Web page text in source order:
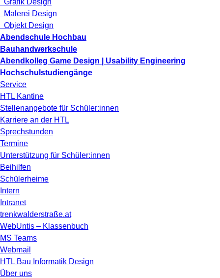
Grafik Design
Malerei Design
Objekt Design
Abendschule Hochbau
Bauhandwerkschule
Abendkolleg Game Design | Usability Engineering
Hochschulstudiengänge
Service
HTL Kantine
Stellenangebote für Schüler:innen
Karriere an der HTL
Sprechstunden
Termine
Unterstützung für Schüler:innen
Beihilfen
Schülerheime
Intern
Intranet
trenkwalderstraße.at
WebUntis – Klassenbuch
MS Teams
Webmail
HTL Bau Informatik Design
Über uns